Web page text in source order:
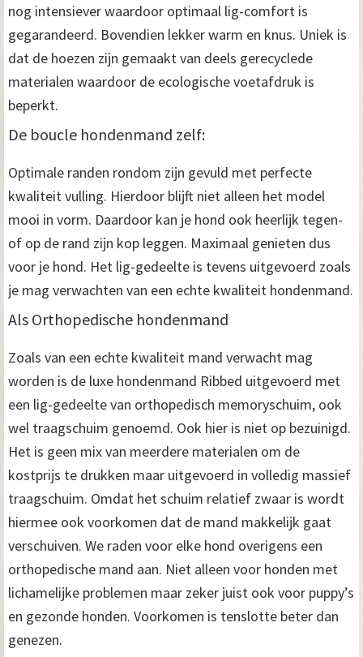
nog intensiever waardoor optimaal lig-comfort is
gegarandeerd. Bovendien lekker warm en knus. Uniek is
dat de hoezen zijn gemaakt van deels gerecyclede
materialen waardoor de ecologische voetafdruk is
beperkt.
De boucle hondenmand zelf:
Optimale randen rondom zijn gevuld met perfecte
kwaliteit vulling. Hierdoor blijft niet alleen het model
mooi in vorm. Daardoor kan je hond ook heerlijk tegen-
of op de rand zijn kop leggen. Maximaal genieten dus
voor je hond. Het lig-gedeelte is tevens uitgevoerd zoals
je mag verwachten van een echte kwaliteit hondenmand.
Als Orthopedische hondenmand
Zoals van een echte kwaliteit mand verwacht mag
worden is de luxe hondenmand Ribbed uitgevoerd met
een lig-gedeelte van orthopedisch memoryschuim, ook
wel traagschuim genoemd. Ook hier is niet op bezuinigd.
Het is geen mix van meerdere materialen om de
kostprijs te drukken maar uitgevoerd in volledig massief
traagschuim. Omdat het schuim relatief zwaar is wordt
hiermee ook voorkomen dat de mand makkelijk gaat
verschuiven. We raden voor elke hond overigens een
orthopedische mand aan. Niet alleen voor honden met
lichamelijke problemen maar zeker juist ook voor puppy’s
en gezonde honden. Voorkomen is tenslotte beter dan
genezen.